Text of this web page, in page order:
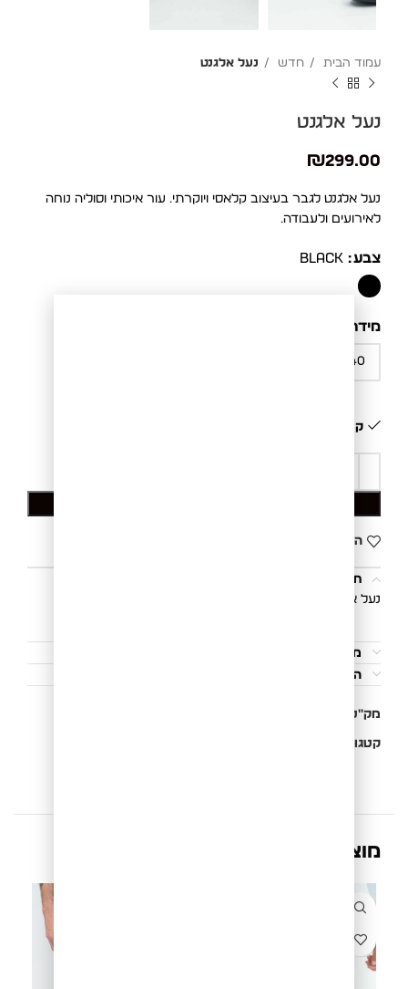
עמוד הבית חדש נעל אלגנט
נעל אלגנט
₪299.00
נעל אלגנט לגבר בעיצוב קלאסי ויוקרתי. עור איכותי וסוליה נוחה
לאירועים ולעבודה.
צבע BLACK
מידה
קיים במלאי
הוסף לרשימת המשאלות
תיאור
נעל אלגנטית שחורה.
משלוחים והחזרות
הוראות כביסה
מק"ט:
קטגוריה:
מוצרים קשורים